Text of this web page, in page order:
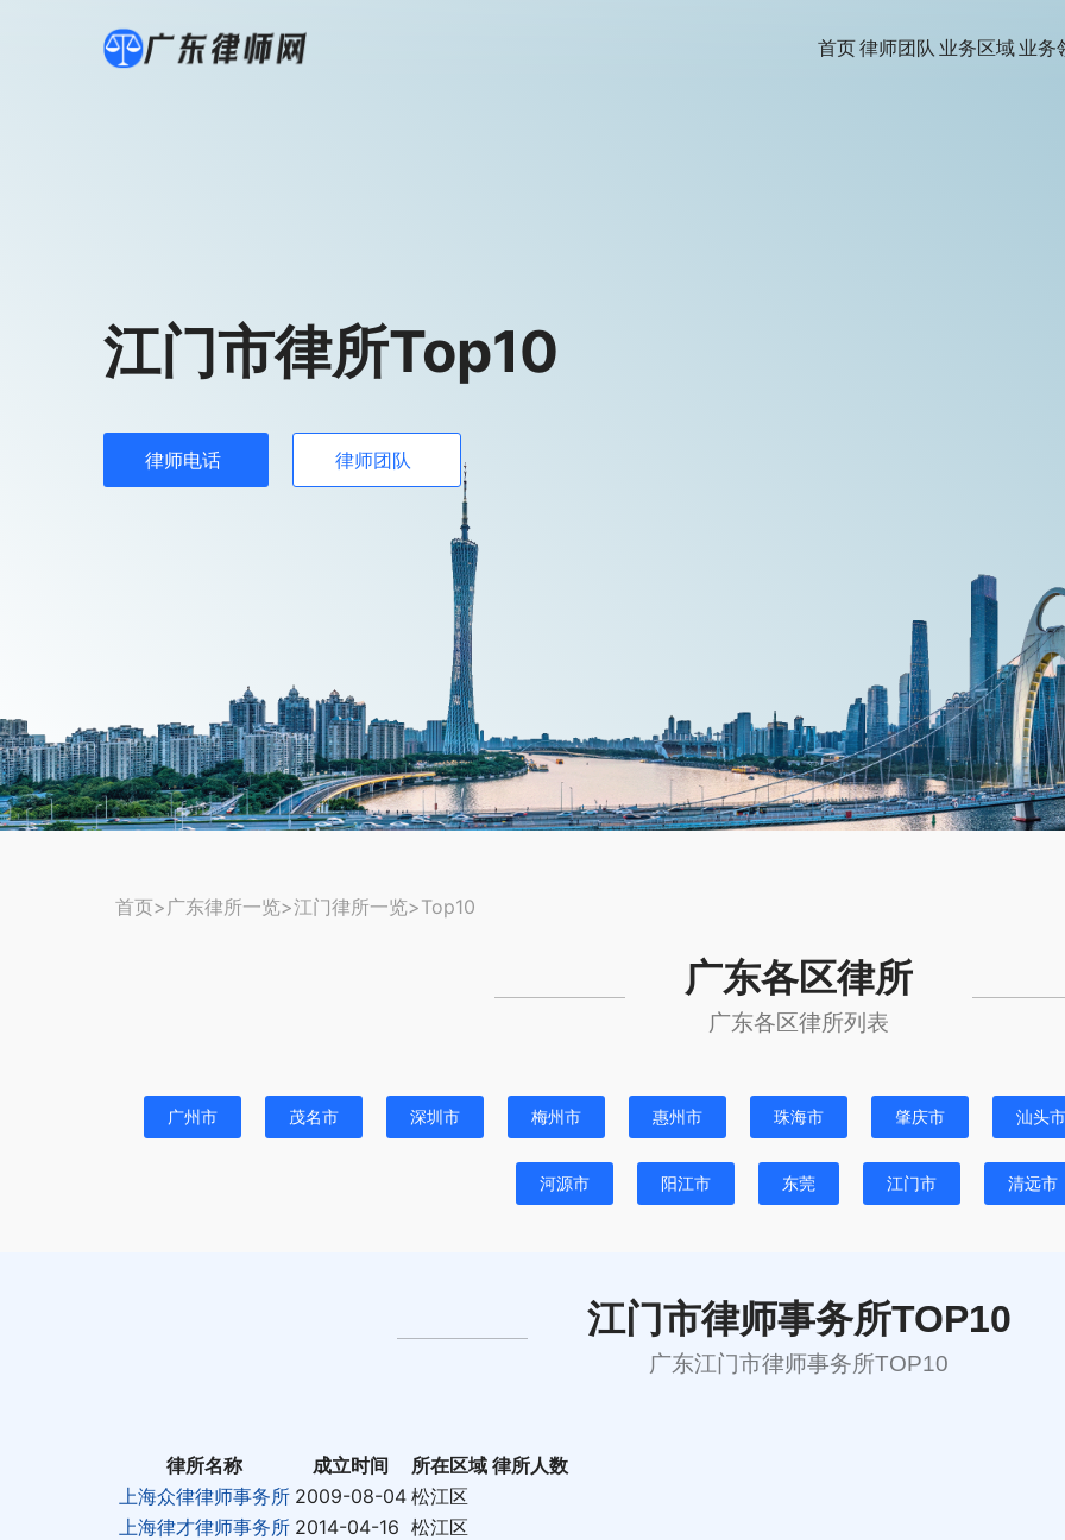
首页律师团队 业务区域 业务
江门市律所Top10
律师电话 律师团队
首页> 广东律所一览>江门律所一览>Top10
广东各区律所
广东各区律所列表
广州市 茂名市 深圳市 梅州市 惠州市 珠海市 肇庆市 汕头市
河源市 阳江市 东莞 江门市 清远市
江门市律师事务所TOP10
广东江门市律师事务所TOP10
律所名称 成立时间 所在区域 律所人数
上海众律律师事务所 2009-08-04 松江区
上海律才律师事务所 2014-04-16 松江区